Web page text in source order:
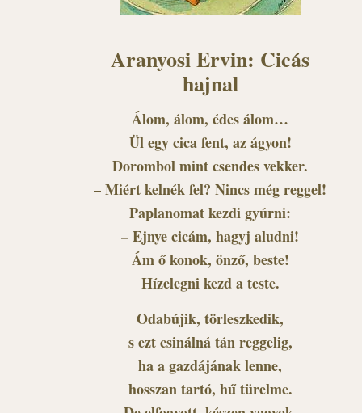
Aranyosi Ervin: Cicás
hajnal
Álom, álom, édes álom…
Ül egy cica fent, az ágyon!
Dorombol mint csendes vekker.
– Miért kelnék fel? Nincs még reggel!
Paplanomat kezdi gyúrni:
– Ejnye cicám, hagyj aludni!
Ám ő konok, önző, beste!
Hízelegni kezd a teste.
Odabújik, törleszkedik,
s ezt csinálná tán reggelig,
ha a gazdájának lenne,
hosszan tartó, hű türelme.